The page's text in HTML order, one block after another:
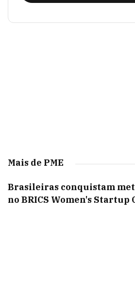
Mais de PME
Brasileiras conquistam
no BRICS Women's Startup